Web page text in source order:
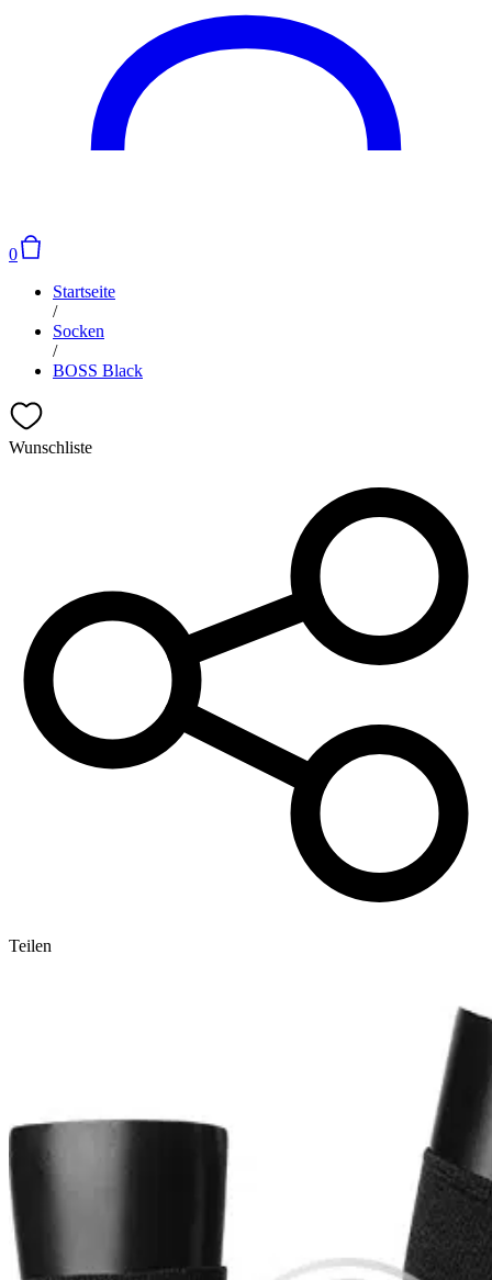
0
Startseite
/
Socken
/
BOSS Black
Wunschliste
Teilen